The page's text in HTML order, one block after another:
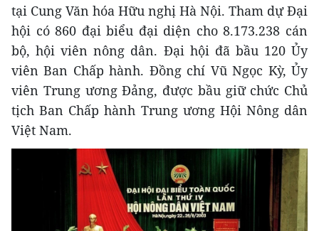
tại Cung Văn hóa Hữu nghị Hà Nội. Tham dự Đại
hội có 860 đại biểu đại diện cho 8.173.238 cán
bộ, hội viên nông dân. Đại hội đã bầu 120 Ủy
viên Ban Chấp hành. Đồng chí Vũ Ngọc Kỳ, Ủy
viên Trung ương Đảng, được bầu giữ chức Chủ
tịch Ban Chấp hành Trung ương Hội Nông dân
Việt Nam.